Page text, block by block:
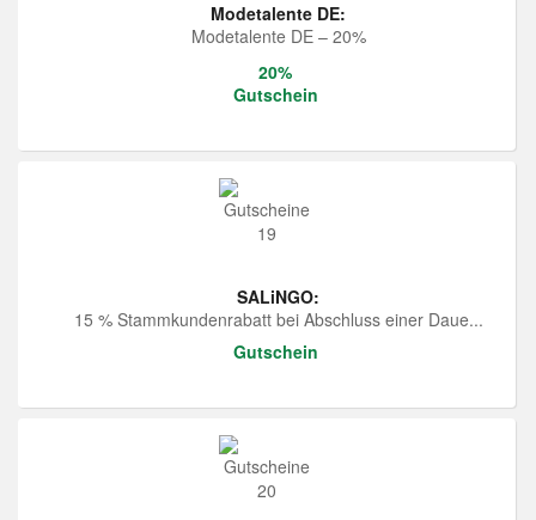
Modetalente DE:
Modetalente DE – 20%
20%
Gutschein
SALiNGO:
15 % Stammkundenrabatt bei Abschluss einer Daue...
Gutschein